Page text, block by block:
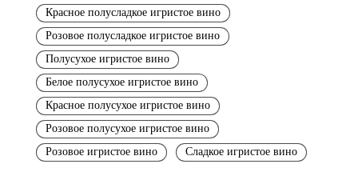
Красное полусладкое игристое вино
Розовое полусладкое игристое вино
Полусухое игристое вино
Белое полусухое игристое вино
Красное полусухое игристое вино
Розовое полусухое игристое вино
Розовое игристое вино
Сладкое игристое вино